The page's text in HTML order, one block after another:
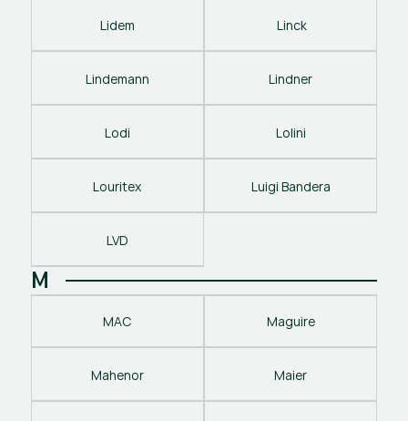
Lidem Linck
Lindemann Lindner
Lodi Lolini
Louritex Luigi Bandera
LVD
M
MAC Maguire
Mahenor Maier